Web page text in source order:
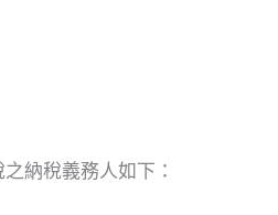
之納稅義務人如下：